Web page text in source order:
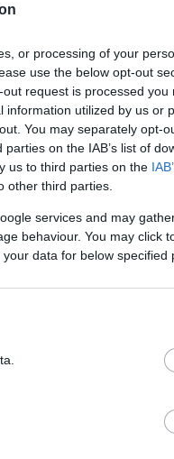
or processing of your
use the below opt-out
request is processed you
utilized by us or
You may separately opt-
on the IAB’s list of
us to third parties on the
other third parties.
services and may
behaviour. You may click
data for below specified
Borwerk
Jancis
Pécsi